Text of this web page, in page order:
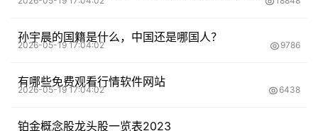
孙宇晨的国籍是什么，中国还是哪国人？
2026-05-19 17:04:02 9786
有哪些免费观看行情软件网站
2026-05-19 17:04:02 6438
铂金概念股龙头股一览表2023